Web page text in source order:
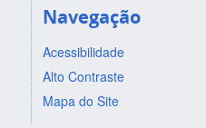
Navegação
Acessibilidade
Alto Contraste
Mapa do Site